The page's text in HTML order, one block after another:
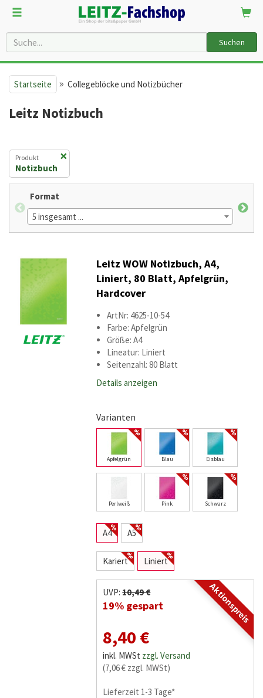
Suchen
Startseite » Collegeblöcke und Notizbücher
Leitz Notizbuch
×
Produkt
Notizbuch
Format
5 insgesamt ...
Leitz WOW Notizbuch, A4,
Liniert, 80 Blatt, Apfelgrün,
Hardcover
ArtNr: 4625-10-54
Farbe: Apfelgrün
Größe: A4
Lineatur: Liniert
Seitenzahl: 80 Blatt
Details anzeigen
Varianten
Apfelgrün Blau Eisblau
Perlweiß Pink Schwarz
A4 A5
Kariert Liniert
Aktionspreis
UVP:10,49 €
19% gespart
8,40 €
inkl. MWSt zzgl. Versand
(7,06 € zzgl. MWSt)
Lieferzeit 1-3 Tage*